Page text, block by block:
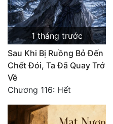
Quân Sự
Sảng Văn
Sắc
Sủng
Thanh Xuân
Tiên Hiệp
1 tháng trước
Sau Khi Bị Ruồng Bỏ Đến
Chết Đói, Ta Đã Quay Trở
Về
Chương 116: Hết